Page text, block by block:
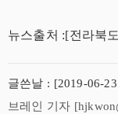
뉴스출처 :[전라북
글쓴날 : [2019-06-
브레인 기자